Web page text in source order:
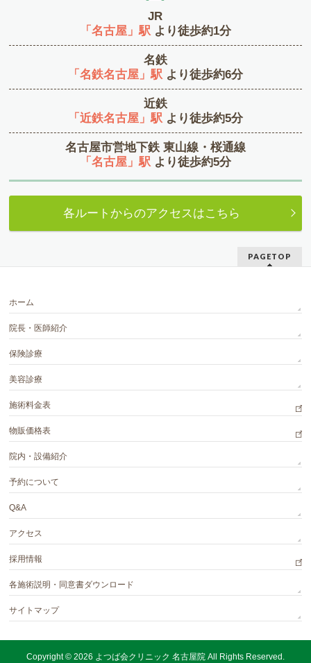
JR
「名古屋」駅より徒歩約1分
名鉄
「名鉄名古屋」駅より徒歩約6分
近鉄
「近鉄名古屋」駅より徒歩約5分
名古屋市営地下鉄 東山線・桜通線
「名古屋」駅より徒歩約5分
各ルートからのアクセスはこちら
PAGETOP
ホーム
院長・医師紹介
保険診療
美容診療
施術料金表
物販価格表
院内・設備紹介
予約について
Q&A
アクセス
採用情報
各施術説明・同意書ダウンロード
サイトマップ
Copyright © 2026 よつば会クリニック 名古屋院All Rights Reserved.